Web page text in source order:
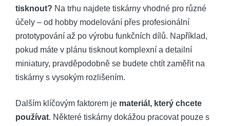
tisknout? Na trhu najdete tiskárny vhodné pro různé
účely – od hobby modelování přes profesionální
prototypování až po výrobu funkčních dílů. Například,
pokud máte v plánu tisknout komplexní a detailní
miniatury, pravděpodobně se budete chtít zaměřit na
tiskárny s vysokým rozlišením.
Dalším klíčovým faktorem je materiál, který chcete
používat. Některé tiskárny dokážou pracovat pouze s